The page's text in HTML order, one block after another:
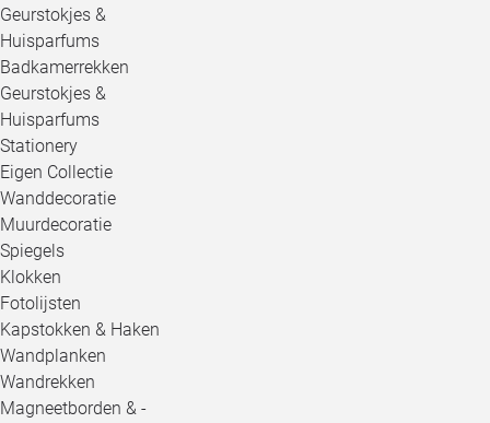
Geurstokjes &
Huisparfums
Badkamerrekken
Geurstokjes &
Huisparfums
Stationery
Eigen Collectie
Wanddecoratie
Muurdecoratie
Spiegels
Klokken
Fotolijsten
Kapstokken & Haken
Wandplanken
Wandrekken
Magneetborden & -